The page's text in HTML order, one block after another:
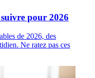
pour 2026
de 2026, des
Ne ratez pas ces